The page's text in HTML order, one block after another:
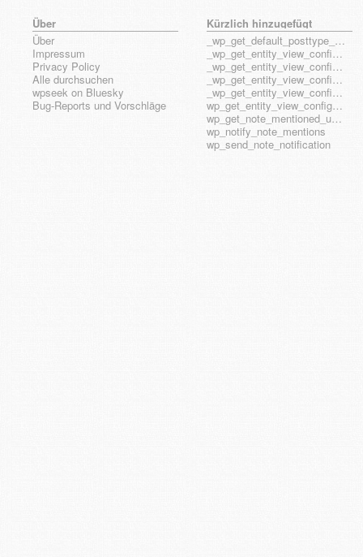
Über
Über
Impressum
Privacy Policy
Alle durchsuchen
wpseek on Bluesky
Bug-Reports und Vorschläge
Kürzlich hinzugefügt
_wp_get_default_posttype_form
_wp_get_entity_view_config_posttype_page
_wp_get_entity_view_config_posttype_wp_block
_wp_get_entity_view_config_posttype_wp_template
_wp_get_entity_view_config_posttype_wp_template_part
wp_get_entity_view_config_hook_name
wp_get_note_mentioned_user_ids
wp_notify_note_mentions
wp_send_note_notification